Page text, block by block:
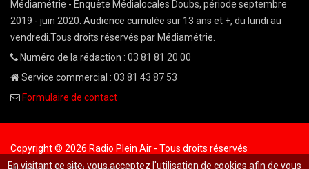
Médiamétrie - Enquête Médialocales Doubs, période septembre
2019 - juin 2020. Audience cumulée sur 13 ans et +, du lundi au
vendredi.Tous droits réservés par Médiamétrie.
Numéro de la rédaction : 03 81 81 20 00
Service commercial : 03 81 43 87 53
Formulaire de contact
Copyright © 2026 Radio Plein Air - Tous droits réservés
En visitant ce site, vous acceptez l'utilisation de cookies afin de vous